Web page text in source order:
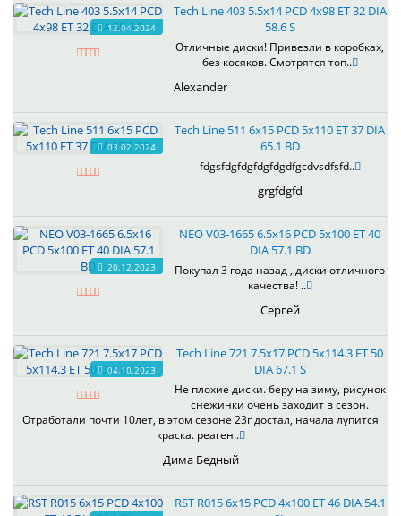
12.04.2024
Tech Line 403 5.5x14 PCD 4x98 ET 32 DIA
58.6 S
Отличные диски! Привезли в коробках,
без косяков. Смотрятся топ..
Alexander
03.02.2024
Tech Line 511 6x15 PCD 5x110 ET 37 DIA
65.1 BD
fdgsfdgfdgfdgfdgdfgcdvsdfsfd..
grgfdgfd
20.12.2023
NEO V03-1665 6.5x16 PCD 5x100 ET 40
DIA 57.1 BD
Покупал 3 года назад , диски отличного
качества! ..
Сергей
04.10.2023
Tech Line 721 7.5x17 PCD 5x114.3 ET 50
DIA 67.1 S
Не плохие диски. беру на зиму, рисунок
снежинки очень заходит в сезон.
Отработали почти 10лет, в этом сезоне 23г достал, начала лупится
краска. реаген..
Дима Бедный
RST R015 6x15 PCD 4x100 ET 46 DIA 54.1